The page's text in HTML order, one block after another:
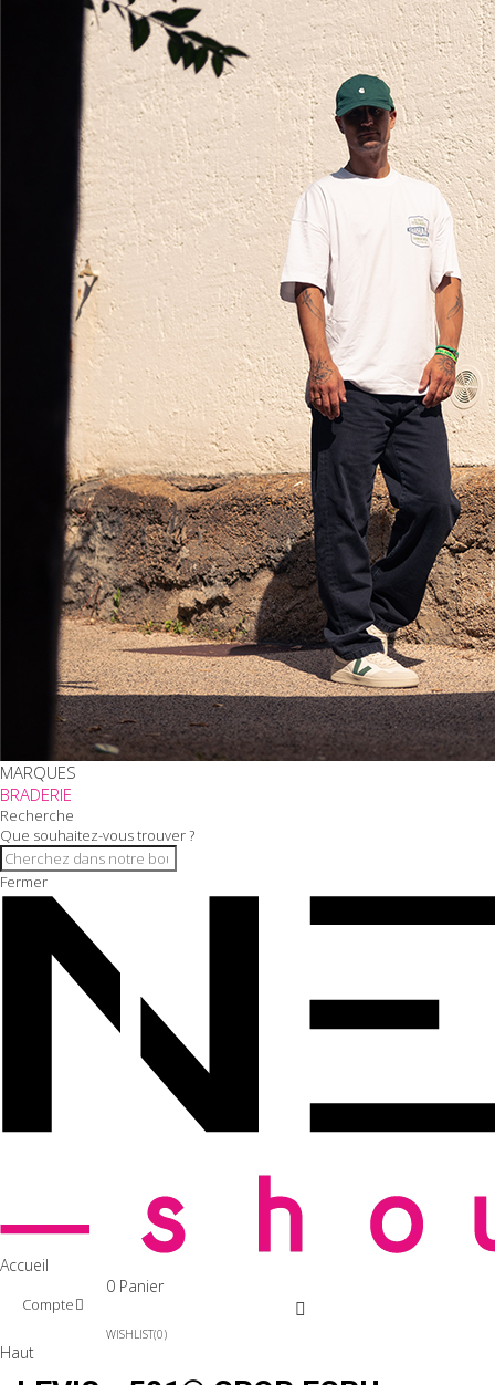
MARQUES
BRADERIE
Recherche
Que souhaitez-vous trouver ?
Fermer
Accueil
Compte
0 Panier
WISHLIST 0
Haut